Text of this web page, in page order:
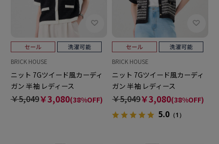
BRICK HOUSE
ニット 7Gツイード風カーディ
ガン 半袖 レディース
￥5,049￥3,080(38%OFF)
BRICK HOUSE
ニット 7Gツイード風カーディ
ガン 半袖 レディース
￥5,049￥3,080(38%OFF)
5.0 （1）